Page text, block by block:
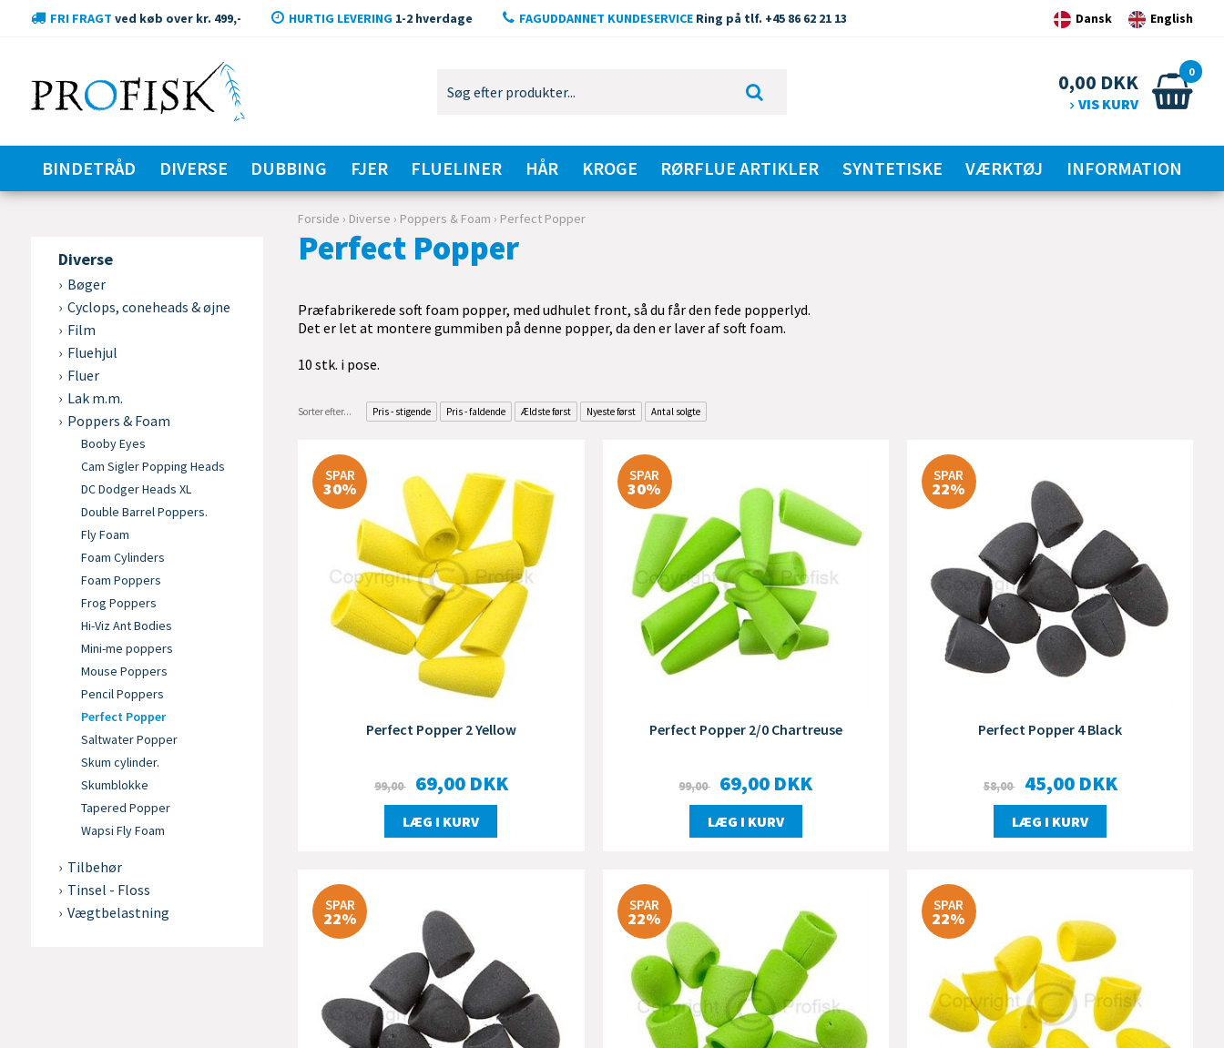
FRI FRAGT ved køb over kr. 499,- HURTIG LEVERING1-2 hverdage FAGUDDANNET KUNDESERVICERing på tlf. +45 86 62 21 13 Dansk English
0
0,00 DKK
VIS KURV
BINDETRÅD DIVERSE DUBBING FJER FLUELINER HÅR KROGE RØRFLUE ARTIKLER SYNTETISKE VÆRKTØJ INFORMATION
Diverse
Bøger
Cyclops, coneheads & øjne
Film
Fluehjul
Fluer
Lak m.m.
Poppers & Foam
Booby Eyes
Cam Sigler Popping Heads
DC Dodger Heads XL
Double Barrel Poppers.
Fly Foam
Foam Cylinders
Foam Poppers
Frog Poppers
Hi-Viz Ant Bodies
Mini-me poppers
Mouse Poppers
Pencil Poppers
Perfect Popper
Saltwater Popper
Skum cylinder.
Skumblokke
Tapered Popper
Wapsi Fly Foam
Tilbehør
Tinsel - Floss
Vægtbelastning
Forside › Diverse › Poppers & Foam › Perfect Popper
Perfect Popper
Præfabrikerede soft foam popper, med udhulet front, så du får den fede popperlyd.
Det er let at montere gummiben på denne popper, da den er laver af soft foam.
10 stk. i pose.
Sorter efter... Pris - stigende Pris - faldende Ældste først Nyeste først Antal solgte
SPAR
30%
Perfect Popper 2 Yellow
99,00 69,00 DKK
LÆG I KURV
SPAR
30%
Perfect Popper 2/0 Chartreuse
99,00 69,00 DKK
LÆG I KURV
SPAR
22%
Perfect Popper 4 Black
58,00 45,00 DKK
LÆG I KURV
SPAR
22%
SPAR
22%
SPAR
22%